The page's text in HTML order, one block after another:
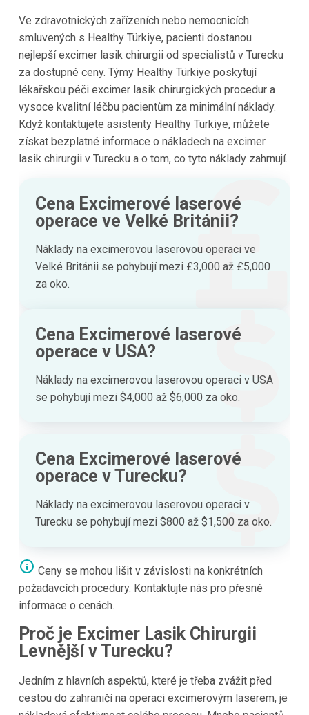
Ve zdravotnických zařízeních nebo nemocnicích
smluvených s Healthy Türkiye, pacienti dostanou
nejlepší excimer lasik chirurgii od specialistů v Turecku
za dostupné ceny. Týmy Healthy Türkiye poskytují
lékařskou péči excimer lasik chirurgických procedur a
vysoce kvalitní léčbu pacientům za minimální náklady.
Když kontaktujete asistenty Healthy Türkiye, můžete
získat bezplatné informace o nákladech na excimer
lasik chirurgii v Turecku a o tom, co tyto náklady zahrnují.
Cena Excimerové laserové
operace ve Velké Británii?
Náklady na excimerovou laserovou operaci ve
Velké Británii se pohybují mezi £3,000 až £5,000
za oko.
Cena Excimerové laserové
operace v USA?
Náklady na excimerovou laserovou operaci v USA
se pohybují mezi $4,000 až $6,000 za oko.
Cena Excimerové laserové
operace v Turecku?
Náklady na excimerovou laserovou operaci v
Turecku se pohybují mezi $800 až $1,500 za oko.
Ceny se mohou lišit v závislosti na konkrétních
požadavcích procedury. Kontaktujte nás pro přesné
informace o cenách.
Proč je Excimer Lasik Chirurgii
Levnější v Turecku?
Jedním z hlavních aspektů, které je třeba zvážit před
cestou do zahraničí na operaci excimerovým laserem, je